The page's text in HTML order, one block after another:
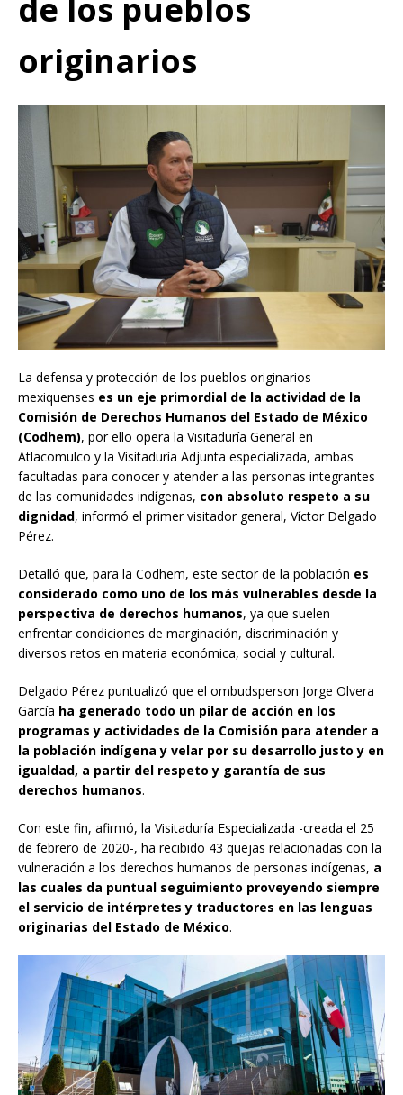
de los pueblos
originarios
La defensa y protección de los pueblos originarios
mexiquenses es un eje primordial de la actividad de la
Comisión de Derechos Humanos del Estado de México
(Codhem), por ello opera la Visitaduría General en
Atlacomulco y la Visitaduría Adjunta especializada, ambas
facultadas para conocer y atender a las personas integrantes
de las comunidades indígenas, con absoluto respeto a su
dignidad, informó el primer visitador general, Víctor Delgado
Pérez.
Detalló que, para la Codhem, este sector de la población es
considerado como uno de los más vulnerables desde la
perspectiva de derechos humanos, ya que suelen
enfrentar condiciones de marginación, discriminación y
diversos retos en materia económica, social y cultural.
Delgado Pérez puntualizó que el ombudsperson Jorge Olvera
García ha generado todo un pilar de acción en los
programas y actividades de la Comisión para atender a
la población indígena y velar por su desarrollo justo y en
igualdad, a partir del respeto y garantía de sus
derechos humanos.
Con este fin, afirmó, la Visitaduría Especializada -creada el 25
de febrero de 2020-, ha recibido 43 quejas relacionadas con la
vulneración a los derechos humanos de personas indígenas, a
las cuales da puntual seguimiento proveyendo siempre
el servicio de intérpretes y traductores en las lenguas
originarias del Estado de México.